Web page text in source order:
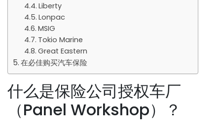
Liberty
Lonpac
MSIG
Tokio Marine
Great Eastern
在必佳购买汽车保险
什么是保险公司授权车厂
（Panel Workshop）？